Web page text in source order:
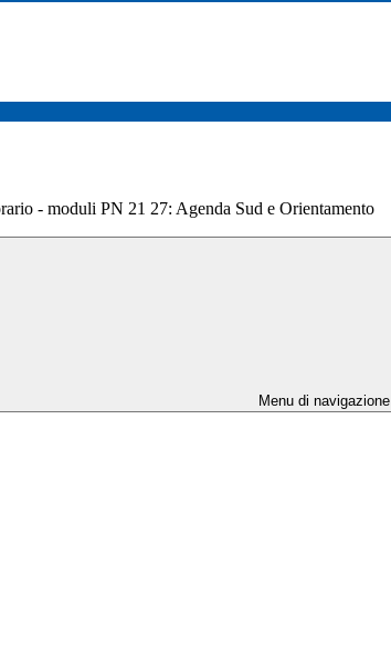
- moduli PN 21 27: Agenda Sud e Orientamento
Menu di navigazione